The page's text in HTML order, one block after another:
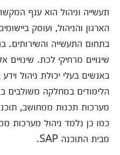
תעשייה וניהול הוא ענף
הארגון והניהול, ועוסק
בתחום התעשייה והשירותים.
שינויים מרחיקי לכת.
באנשים בעלי יכולת ניהול
הלימודים במחלקה משולבים
מבית התוכנה SAP.